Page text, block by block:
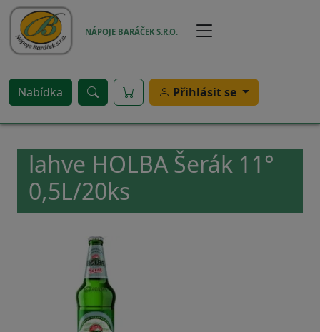
Přejít k hlavnímu obsahu
NÁPOJE BARÁČEK S.R.O.
Nabídka Přihlásit se
lahve HOLBA Šerák 11°
0,5L/20ks